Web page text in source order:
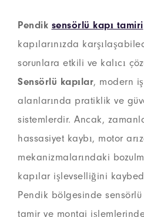
Pendik sensörlü kapı tamiri
kapılarınızda
sorunlara etkili ve kalıcı
Sensörlü kapılar, modern
alanlarında pratiklik ve
sistemlerdir. Ancak,
hassasiyet kaybı, motor
mekanizmalarındaki
kapılar işlevselliğini
Pendik bölgesinde sensörlü
tamir ve montaj